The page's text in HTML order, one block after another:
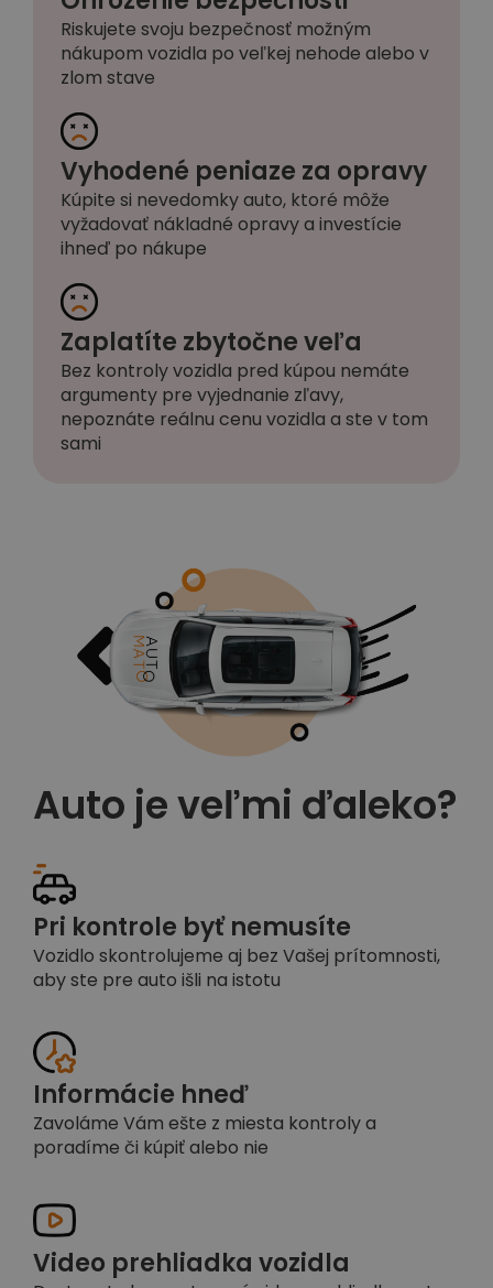
Riskujete svoju bezpečnosť možným
nákupom vozidla po veľkej nehode alebo v
zlom stave
Vyhodené peniaze za opravy
Kúpite si nevedomky auto, ktoré môže
vyžadovať nákladné opravy a investície
ihneď po nákupe
Zaplatíte zbytočne veľa
Bez kontroly vozidla pred kúpou nemáte
argumenty pre vyjednanie zľavy,
nepoznáte reálnu cenu vozidla a ste v tom
sami
Auto je veľmi ďaleko?
Pri kontrole byť nemusíte
Vozidlo skontrolujeme aj bez Vašej prítomnosti,
aby ste pre auto išli na istotu
Informácie hneď
Zavoláme Vám ešte z miesta kontroly a
poradíme či kúpiť alebo nie
Video prehliadka vozidla